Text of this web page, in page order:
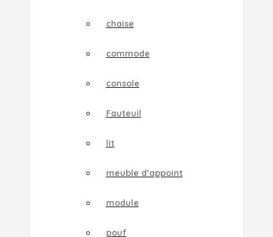
chaise
commode
console
Fauteuil
lit
meuble d’appoint
module
pouf